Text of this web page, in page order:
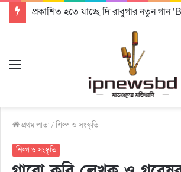
প্রকাশিত হতে যাচ্ছে দি রাবুগার নতুন গান
প্রথম পাতা/শিল্প ও সংস্কৃতি
শিল্প ও সংস্কৃতি